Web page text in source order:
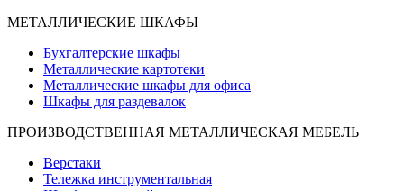
МЕТАЛЛИЧЕСКИЕ ШКАФЫ
Бухгалтерские шкафы
Металлические картотеки
Металлические шкафы для офиса
Шкафы для раздевалок
ПРОИЗВОДСТВЕННАЯ МЕТАЛЛИЧЕСКАЯ МЕБЕЛЬ
Верстаки
Тележка инструментальная